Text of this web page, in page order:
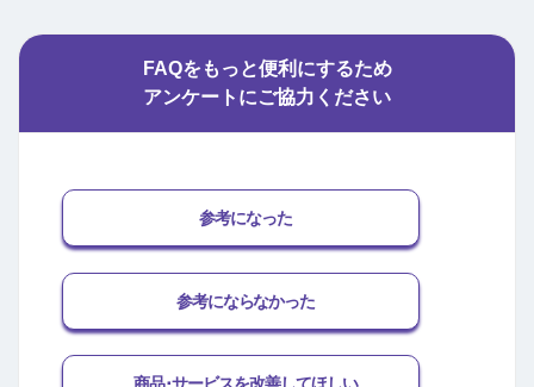
FAQをもっと便利にするため
アンケートにご協力ください
参考になった
参考にならなかった